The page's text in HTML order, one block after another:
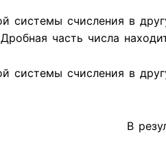
Дробная часть числа
В